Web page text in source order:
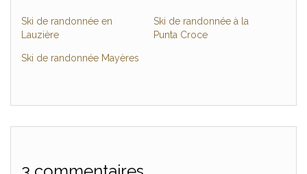
Ski de randonnée en
Lauzière
Ski de randonnée à la
Punta Croce
Ski de randonnée Mayères